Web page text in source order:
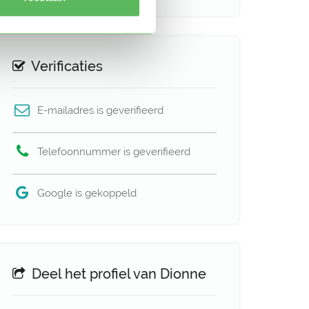
Verificaties
E-mailadres is geverifieerd
Telefoonnummer is geverifieerd
Google is gekoppeld
Deel het profiel van Dionne